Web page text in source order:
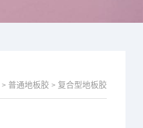
> 普通地板胶 > 复合型地板胶